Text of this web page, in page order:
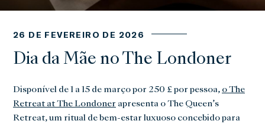
26 DE FEVEREIRO DE 2026
Dia da Mãe no The Londoner
Disponível de 1 a 15 de março por 250 £ por pessoa, o The
Retreat at The Londoner apresenta o The Queen’s
Retreat, um ritual de bem-estar luxuoso concebido para